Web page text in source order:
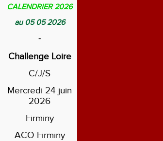
CALENDRIER 2026
au 05 05 2026
-
Challenge Loire
C/J/S
Mercredi 24 juin
2026
Firminy
ACO Firminy